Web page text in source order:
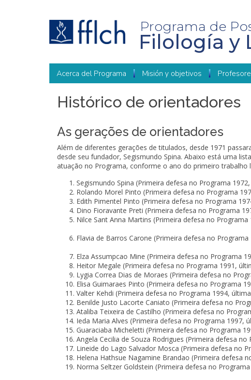
Programa de
Filología y
ESPANHOL
Acerca del Programa Misión y objetivos
Histórico de orientadores
As gerações de orientadores
Além de diferentes gerações de titulados, desde 1971
desde seu fundador, Segismundo Spina. Abaixo está uma
atuação no Programa, conforme o ano do primeiro trabalho
Segismundo Spina (Primeira defesa no Programa
Rolando Morel Pinto (Primeira defesa no Programa
Edith Pimentel Pinto (Primeira defesa no Programa
Dino Fioravante Preti (Primeira defesa no Programa
Nilce Sant Anna Martins (Primeira defesa no
Flavia de Barros Carone (Primeira defesa no
Elza Assumpcao Mine (Primeira defesa no Programa
Heitor Megale (Primeira defesa no Programa 1991,
Lygia Correa Dias de Moraes (Primeira defesa no
Elisa Guimaraes Pinto (Primeira defesa no Programa
Valter Kehdi (Primeira defesa no Programa 1994,
Benilde Justo Lacorte Caniato (Primeira defesa no
Ataliba Teixeira de Castilho (Primeira defesa no
Ieda Maria Alves (Primeira defesa no Programa 1997,
Guaraciaba Micheletti (Primeira defesa no Programa
Angela Cecilia de Souza Rodrigues (Primeira defesa
Lineide do Lago Salvador Mosca (Primeira defesa no
Helena Hathsue Nagamine Brandao (Primeira defesa
Norma Seltzer Goldstein (Primeira defesa no